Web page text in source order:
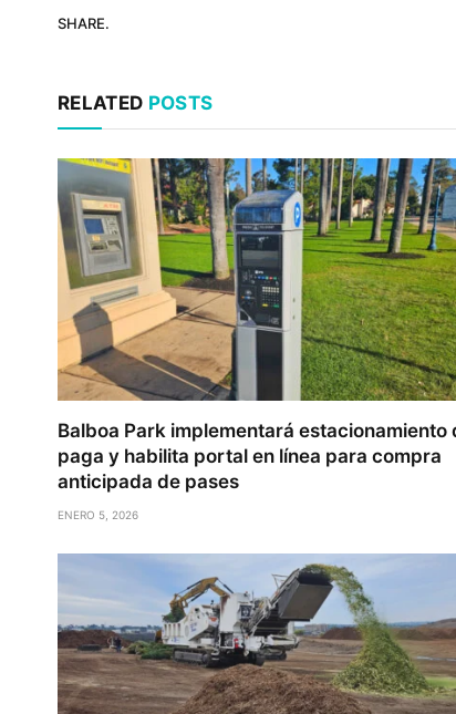
SHARE.
RELATED POSTS
Balboa Park implementará estacionamiento
paga y habilita portal en línea para compra
anticipada de pases
ENERO 5, 2026